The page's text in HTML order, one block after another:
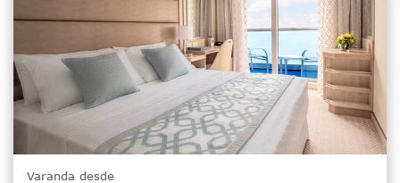
Varanda desde